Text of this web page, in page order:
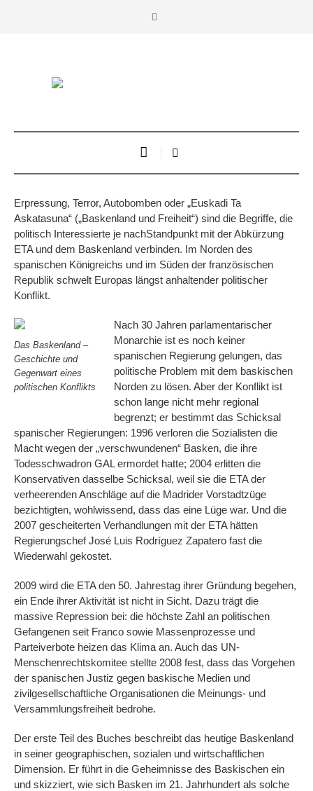
Erpressung, Terror, Autobomben oder „Euskadi Ta
Askatasuna“ („Baskenland und Freiheit“) sind die Begriffe, die
politisch Interessierte je nachStandpunkt mit der Abkürzung
ETA und dem Baskenland verbinden. Im Norden des
spanischen Königreichs und im Süden der französischen
Republik schwelt Europas längst anhaltender politischer
Konflikt.
Das Baskenland –
Geschichte und
Gegenwart eines
politischen Konflikts
Nach 30 Jahren parlamentarischer
Monarchie ist es noch keiner
spanischen Regierung gelungen, das
politische Problem mit dem baskischen
Norden zu lösen. Aber der Konflikt ist
schon lange nicht mehr regional
begrenzt; er bestimmt das Schicksal
spanischer Regierungen: 1996 verloren die Sozialisten die
Macht wegen der „verschwundenen“ Basken, die ihre
Todesschwadron GAL ermordet hatte; 2004 erlitten die
Konservativen dasselbe Schicksal, weil sie die ETA der
verheerenden Anschläge auf die Madrider Vorstadtzüge
bezichtigten, wohlwissend, dass das eine Lüge war. Und die
2007 gescheiterten Verhandlungen mit der ETA hätten
Regierungschef José Luis Rodríguez Zapatero fast die
Wiederwahl gekostet.
2009 wird die ETA den 50. Jahrestag ihrer Gründung begehen,
ein Ende ihrer Aktivität ist nicht in Sicht. Dazu trägt die
massive Repression bei: die höchste Zahl an politischen
Gefangenen seit Franco sowie Massenprozesse und
Parteiverbote heizen das Klima an. Auch das UN-
Menschenrechtskomitee stellte 2008 fest, dass das Vorgehen
der spanischen Justiz gegen baskische Medien und
zivilgesellschaftliche Organisationen die Meinungs- und
Versammlungsfreiheit bedrohe.
Der erste Teil des Buches beschreibt das heutige Baskenland
in seiner geographischen, sozialen und wirtschaftlichen
Dimension. Er führt in die Geheimnisse des Baskischen ein
und skizziert, wie sich Basken im 21. Jahrhundert als solche